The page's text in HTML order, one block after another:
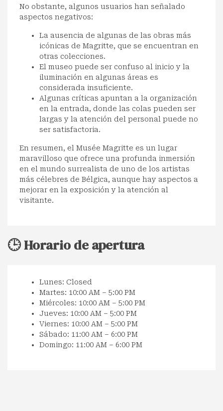
No obstante, algunos usuarios han señalado
aspectos negativos:
La ausencia de algunas de las obras más
icónicas de Magritte, que se encuentran en
otras colecciones.
El museo puede ser confuso al inicio y la
iluminación en algunas áreas es
considerada insuficiente.
Algunas críticas apuntan a la organización
en la entrada, donde las colas pueden ser
largas y la atención del personal puede no
ser satisfactoria.
En resumen, el Musée Magritte es un lugar
maravilloso que ofrece una profunda inmersión
en el mundo surrealista de uno de los artistas
más célebres de Bélgica, aunque hay aspectos a
mejorar en la exposición y la atención al
visitante.
🕒 Horario de apertura
Lunes: Closed
Martes: 10:00 AM – 5:00 PM
Miércoles: 10:00 AM – 5:00 PM
Jueves: 10:00 AM – 5:00 PM
Viernes: 10:00 AM – 5:00 PM
Sábado: 11:00 AM – 6:00 PM
Domingo: 11:00 AM – 6:00 PM